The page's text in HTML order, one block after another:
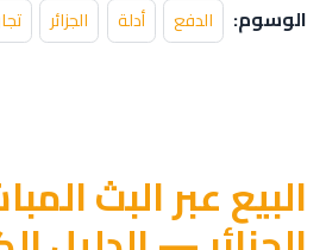
الوسوم: الدفع أدلة الجزائر
البيع عبر البث